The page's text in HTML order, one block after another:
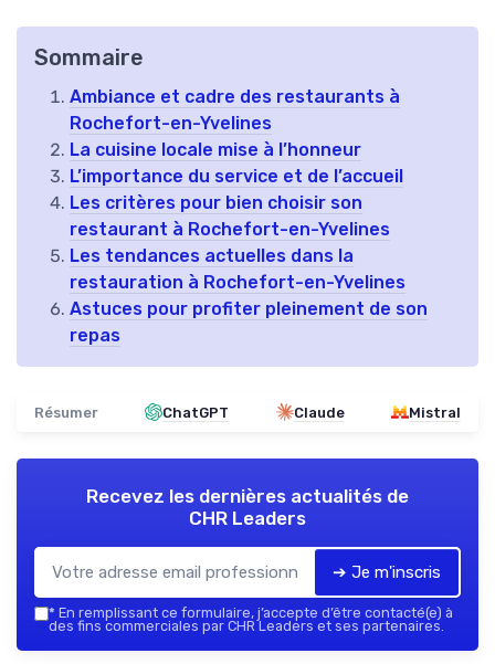
Sommaire
Ambiance et cadre des restaurants à
Rochefort-en-Yvelines
La cuisine locale mise à l’honneur
L’importance du service et de l’accueil
Les critères pour bien choisir son
restaurant à Rochefort-en-Yvelines
Les tendances actuelles dans la
restauration à Rochefort-en-Yvelines
Astuces pour profiter pleinement de son
repas
Résumer ChatGPT Claude Mistral
Recevez les dernières actualités de
CHR Leaders
➔ Je m'inscris
* En remplissant ce formulaire, j’accepte d’être contacté(e) à
des fins commerciales par CHR Leaders et ses partenaires.